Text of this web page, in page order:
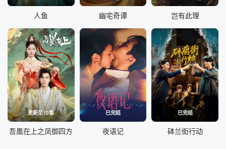
人鱼 幽宅奇谭 岂有此理
更新至10集
吾凰在上之凤御四方
已完结
夜语记
已完结
砵兰街行动